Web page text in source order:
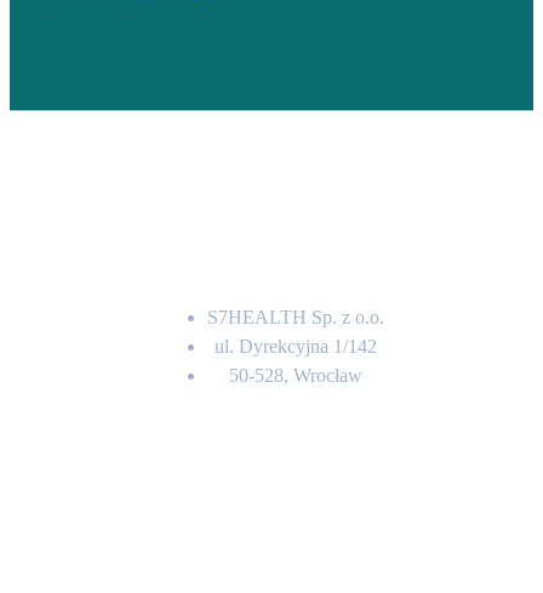
S7HEALTH Sp. z o.o.
ul. Dyrekcyjna 1/142
50-528, Wrocław